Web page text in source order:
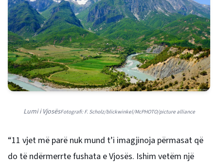
Lumi i VjosësFotografi: F. Scholz/blickwinkel/McPHOTO/picture alliance
“11 vjet më parë nuk mund t’i imagjinoja përmasat që
do të ndërmerrte fushata e Vjosës. Ishim vetëm një